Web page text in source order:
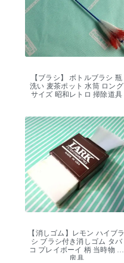
【ブラシ】 ボトルブラシ 瓶
洗い 麦茶ポット 水筒 ロング
サイズ 昭和レトロ 掃除道具
【消しゴム】レモン ハイブラ
シ ブラシ付き消しゴム タバ
コ プレイボーイ 柄 当時物 文
房具